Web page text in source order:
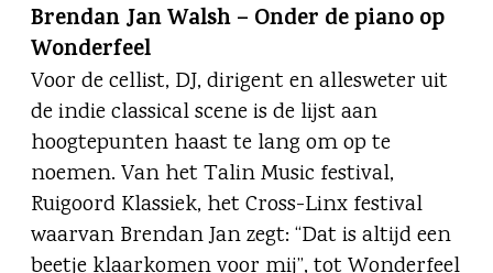
Brendan Jan Walsh – Onder de piano op
Wonderfeel
Voor de cellist, DJ, dirigent en allesweter uit
de indie classical scene is de lijst aan
hoogtepunten haast te lang om op te
noemen. Van het Talin Music festival,
Ruigoord Klassiek, het Cross-Linx festival
waarvan Brendan Jan zegt: “Dat is altijd een